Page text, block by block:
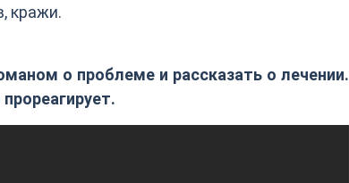
кражи.
о проблеме и рассказать о лечении.